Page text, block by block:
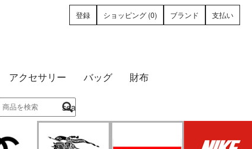
登録 ショッピング (0) ブランド 支払い
アクセサリー バッグ 財布